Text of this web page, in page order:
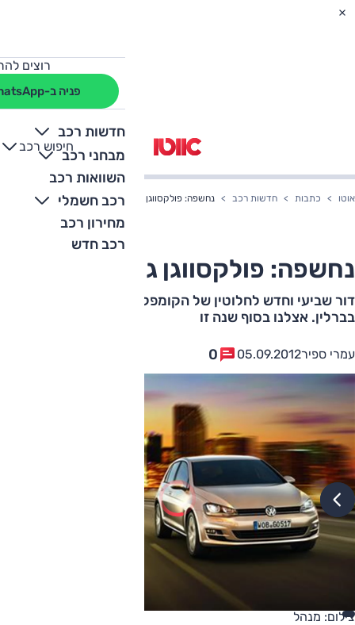
רוצים
פניה ב-WhatsApp
חדשות רכב
מבחני רכב
השוואות רכב
רכב חשמלי
מחירון רכב
רכב חדש
חיפוש רכב
+
-
אוטו כתבות חדשות רכב נחשפה: פולקסווגן גולף חדשה
נחשפה: פולקסווגן גולף חדשה
דור שביעי וחדש לחלוטין של הקומפקטית הפופולרית נחשף
בברלין. אצלנו בסוף שנה זו
עמרי ספיר05.09.2012
0
צילום: מנהל